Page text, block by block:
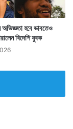
হবে ভাবতেও
বিদেশি যুবক